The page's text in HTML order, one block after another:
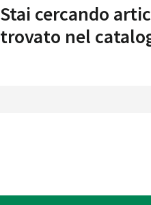
Stai cercando
trovato nel